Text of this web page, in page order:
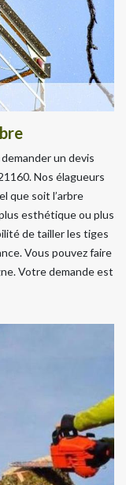
un devis
Nos élagueurs
que soit l’arbre
esthétique ou plus
de tailler les tiges
Vous pouvez faire
Votre demande est